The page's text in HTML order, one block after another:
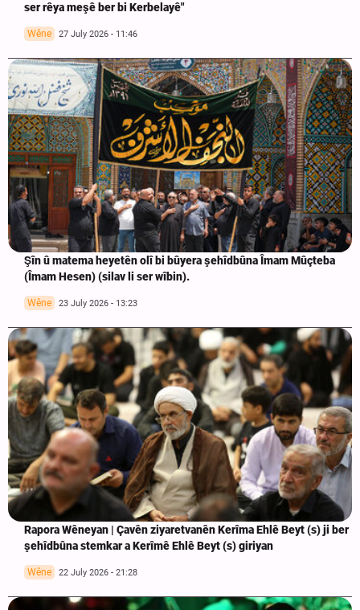
ser rêya meşê ber bi Kerbelayê"
Wêne 27 July 2026 - 11:46
Şîn û matema heyetên olî bi bûyera şehîdbûna Îmam Mûçteba
(Îmam Hesen) (silav li ser wîbin).
Wêne 23 July 2026 - 13:23
Rapora Wêneyan | Çavên ziyaretvanên Kerîma Ehlê Beyt (s) ji ber
şehîdbûna stemkar a Kerîmê Ehlê Beyt (s) giriyan
Wêne 22 July 2026 - 21:28